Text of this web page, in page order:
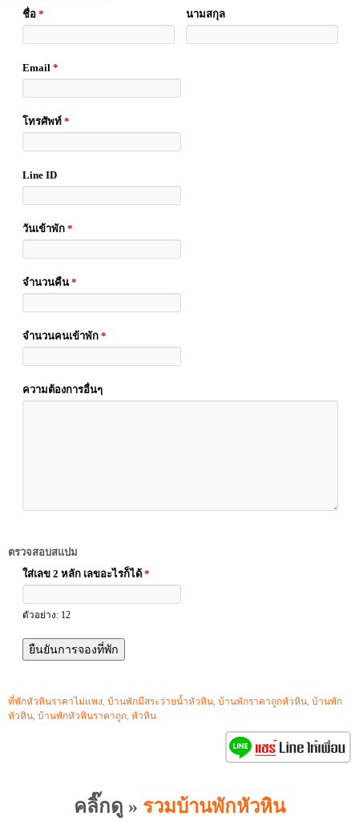
ชื่อ * นามสกุล
Email *
โทรศัพท์ *
Line ID
วันเข้าพัก *
จำนวนคืน *
จำนวนคนเข้าพัก *
ความต้องการอื่นๆ
ตรวจสอบสแปม
ใส่เลข 2 หลัก เลขอะไรก็ได้ *
ตัวอย่าง: 12
ที่พักหัวหินราคาไม่แพง, บ้านพักมีสระว่ายน้ำหัวหิน, บ้านพักราคาถูกหัวหิน, บ้านพัก
หัวหิน, บ้านพักหัวหินราคาถูก, หัวหิน
คลิ๊กดู » รวมบ้านพักหัวหิน